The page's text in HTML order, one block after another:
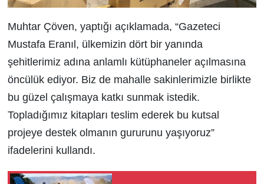
Muhtar Çöven, yaptığı açıklamada, “Gazeteci
Mustafa Eranıl, ülkemizin dört bir yanında
şehitlerimiz adına anlamlı kütüphaneler açılmasına
öncülük ediyor. Biz de mahalle sakinlerimizle birlikte
bu güzel çalışmaya katkı sunmak istedik.
Topladığımız kitapları teslim ederek bu kutsal
projeye destek olmanın gururunu yaşıyoruz”
ifadelerini kullandı.